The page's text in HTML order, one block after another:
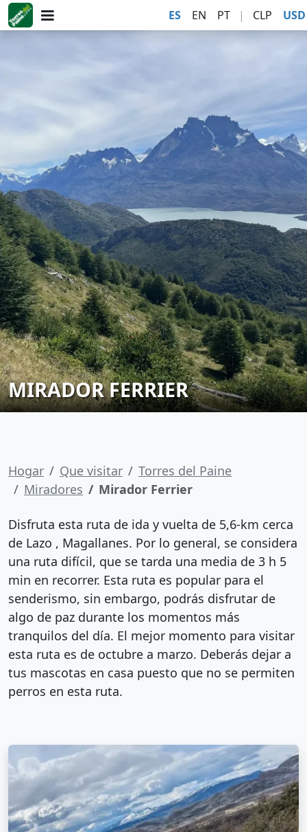
ES EN PT | CLP USD
MIRADOR FERRIER
Hogar Que visitar
Torres del Paine
Miradores
Mirador Ferrier
Disfruta esta ruta de ida y vuelta de 5,6-km cerca
de Lazo , Magallanes. Por lo general, se considera
una ruta difícil, que se tarda una media de 3 h 5
min en recorrer. Esta ruta es popular para el
senderismo, sin embargo, podrás disfrutar de
algo de paz durante los momentos más
tranquilos del día. El mejor momento para visitar
esta ruta es de octubre a marzo. Deberás dejar a
tus mascotas en casa puesto que no se permiten
perros en esta ruta.